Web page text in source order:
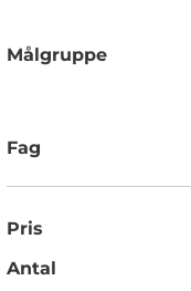
Målgruppe
Fag
Pris
Antal